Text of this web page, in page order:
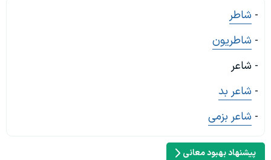
- شاطر
- شاطریون
- شاعر
- شاعر بد
- شاعر بزمی
پیشنهاد بهبود معانی